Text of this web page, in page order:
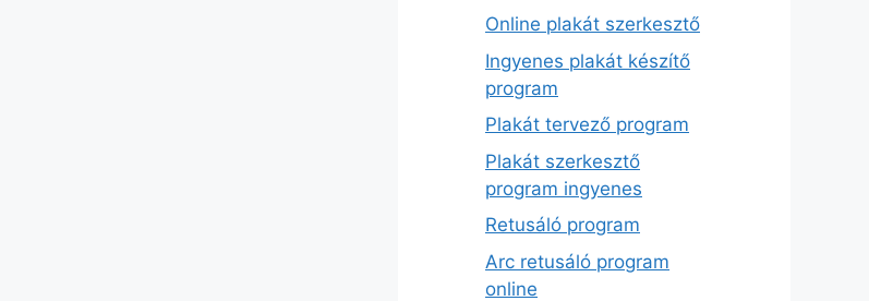
Online plakát szerkesztő
Ingyenes plakát készítő
program
Plakát tervező program
Plakát szerkesztő
program ingyenes
Retusáló program
Arc retusáló program
online